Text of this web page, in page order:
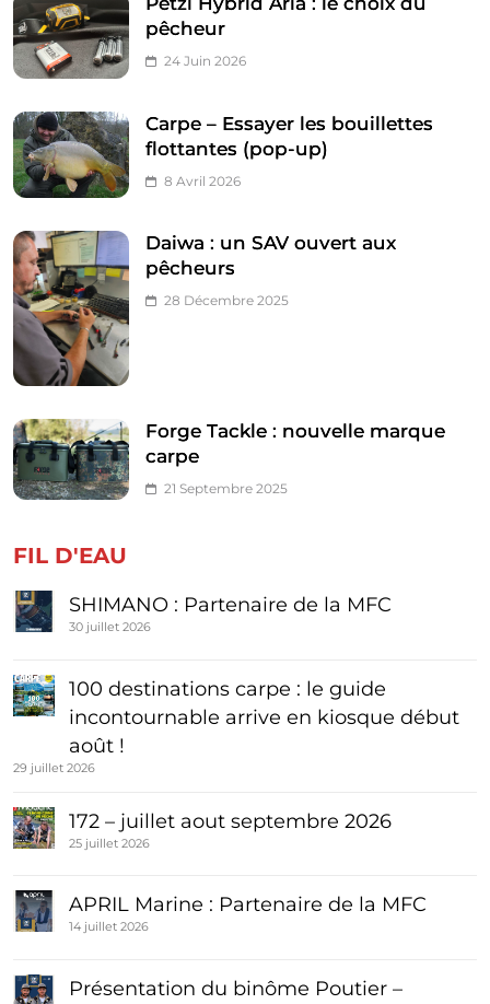
pêcheur
24 Juin 2026
Carpe – Essayer les bouillettes
flottantes (pop-up)
8 Avril 2026
Daiwa : un SAV ouvert aux
pêcheurs
28 Décembre 2025
Forge Tackle : nouvelle marque
carpe
21 Septembre 2025
FIL D'EAU
SHIMANO : Partenaire de la MFC
30 juillet 2026
100 destinations carpe : le guide
incontournable arrive en kiosque début
août !
29 juillet 2026
172 – juillet aout septembre 2026
25 juillet 2026
APRIL Marine : Partenaire de la MFC
14 juillet 2026
Présentation du binôme Poutier –